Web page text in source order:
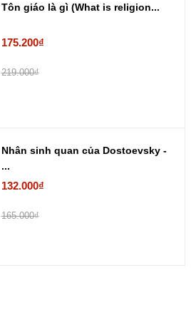
Tôn giáo là gì (What is religion...
175.200₫
219.000₫
Nhân sinh quan của Dostoevsky -
...
132.000₫
165.000₫